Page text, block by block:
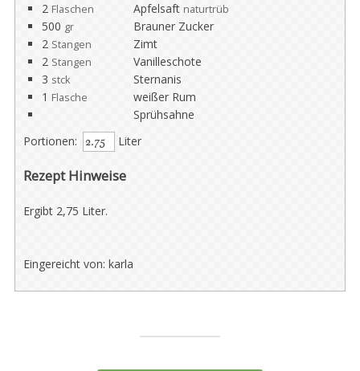
2 Flaschen Apfelsaft naturtrüb
500 gr
Brauner Zucker
2 Stangen
Zimt
2 Stangen
Vanilleschote
3 stck
Sternanis
1 Flasche
weißer Rum
Sprühsahne
Portionen:
Liter
Rezept Hinweise
Ergibt 2,75 Liter.
Eingereicht von: karla